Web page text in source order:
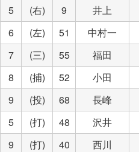
5
(右) 9 井上
6
(左) 51 中村一
7
(三) 55 福田
8
(捕) 52 小田
9
(投) 68 長峰
5
(打) 48 沢井
9
(打) 40 西川